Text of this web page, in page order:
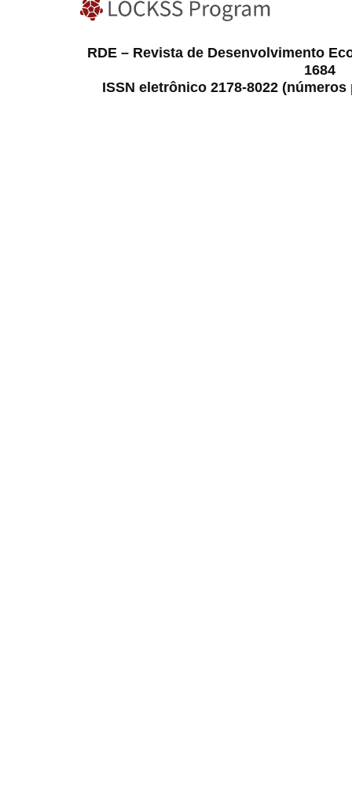
RDE – Revista de Desenvolvimento
1684
ISSN eletrônico 2178-8022